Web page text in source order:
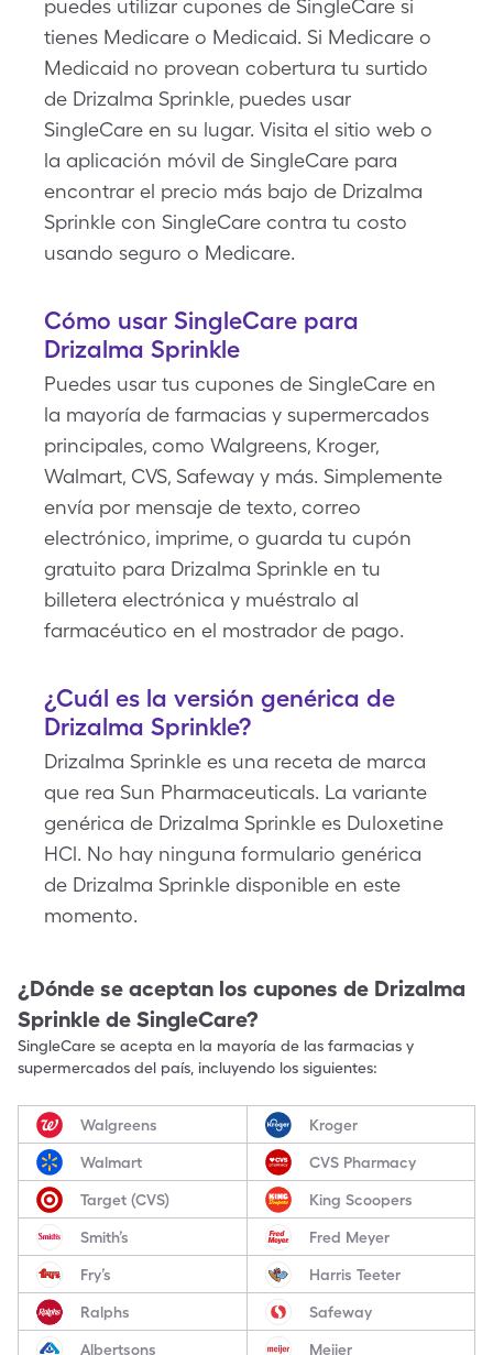
puedes utilizar cupones de SingleCare si
tienes Medicare o Medicaid. Si Medicare o
Medicaid no provean cobertura tu surtido
de Drizalma Sprinkle, puedes usar
SingleCare en su lugar. Visita el sitio web o
la aplicación móvil de SingleCare para
encontrar el precio más bajo de Drizalma
Sprinkle con SingleCare contra tu costo
usando seguro o Medicare.
Cómo usar SingleCare para
Drizalma Sprinkle
Puedes usar tus cupones de SingleCare en
la mayoría de farmacias y supermercados
principales, como Walgreens, Kroger,
Walmart, CVS, Safeway y más. Simplemente
envía por mensaje de texto, correo
electrónico, imprime, o guarda tu cupón
gratuito para Drizalma Sprinkle en tu
billetera electrónica y muéstralo al
farmacéutico en el mostrador de pago.
¿Cuál es la versión genérica de
Drizalma Sprinkle?
Drizalma Sprinkle es una receta de marca
que rea Sun Pharmaceuticals. La variante
genérica de Drizalma Sprinkle es Duloxetine
HCl. No hay ninguna formulario genérica
de Drizalma Sprinkle disponible en este
momento.
¿Dónde se aceptan los cupones de Drizalma
Sprinkle de SingleCare?
SingleCare se acepta en la mayoría de las farmacias y
supermercados del país, incluyendo los siguientes:
Walgreens Kroger
Walmart CVS Pharmacy
Target (CVS) King Scoopers
Smith’s Fred Meyer
Fry’s Harris Teeter
Ralphs Safeway
Albertsons Meijer